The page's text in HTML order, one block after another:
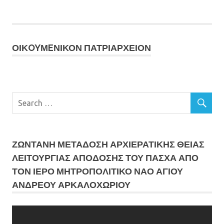
ΟΙΚOYΜEΝΙΚΟΝ ΠΑΤΡΙΑΡΧΕΙΟΝ
ΖΩΝΤΑΝΗ ΜΕΤΆΔΟΣΗ ΑΡΧΙΕΡΑΤΙΚΗΣ ΘΕΙΑΣ
ΛΕΙΤΟΥΡΓΙΑΣ ΑΠΟΔΟΣΗΣ ΤΟΥ ΠΑΣΧΑ ΑΠΟ
ΤΟΝ ΙΕΡΟ ΜΗΤΡΟΠΟΛΙΤΙΚΟ ΝΑΟ ΑΓΙΟΥ
ΑΝΔΡΕΟΥ ΑΡΚΑΛΟΧΩΡΙΟΥ